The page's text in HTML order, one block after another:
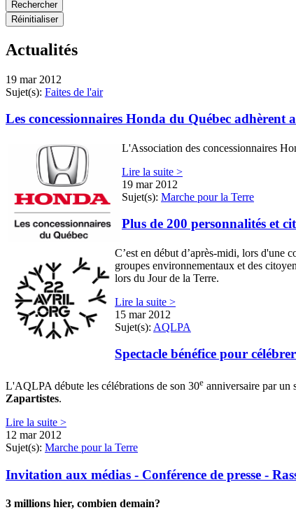
Actualités
19 mar 2012
Sujet(s): Faites de l'air
Les concessionnaires Honda du Québec
L'Association des concessionnaires
Lire la suite >
19 mar 2012
Sujet(s): Marche pour la Terre
Plus de 200 personnalités et
C’est en début d’après-midi, lors d'une
groupes environnementaux et des
lors du Jour de la Terre.
Lire la suite >
15 mar 2012
Sujet(s): AQLPA
Spectacle bénéfice pour
L'AQLPA débute les célébrations de son 30e anniversaire par un
Zapartistes.
Lire la suite >
12 mar 2012
Sujet(s): Marche pour la Terre
Invitation aux médias - Conférence de presse -
3 millions hier, combien demain?